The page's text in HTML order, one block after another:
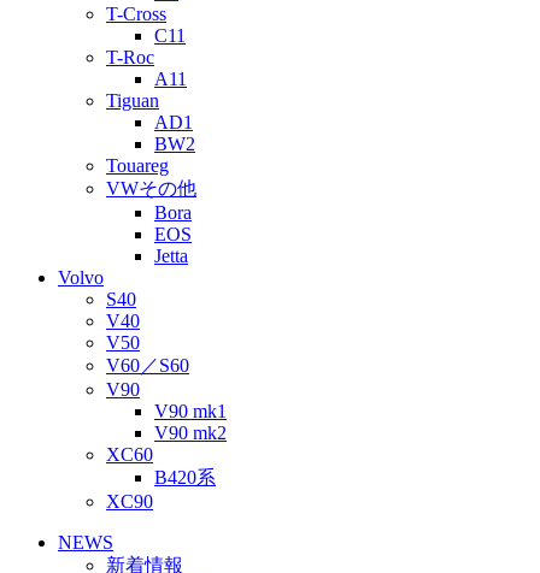
T-Cross
C11
T-Roc
A11
Tiguan
AD1
BW2
Touareg
VWその他
Bora
EOS
Jetta
Volvo
S40
V40
V50
V60／S60
V90
V90 mk1
V90 mk2
XC60
B420系
XC90
NEWS
新着情報